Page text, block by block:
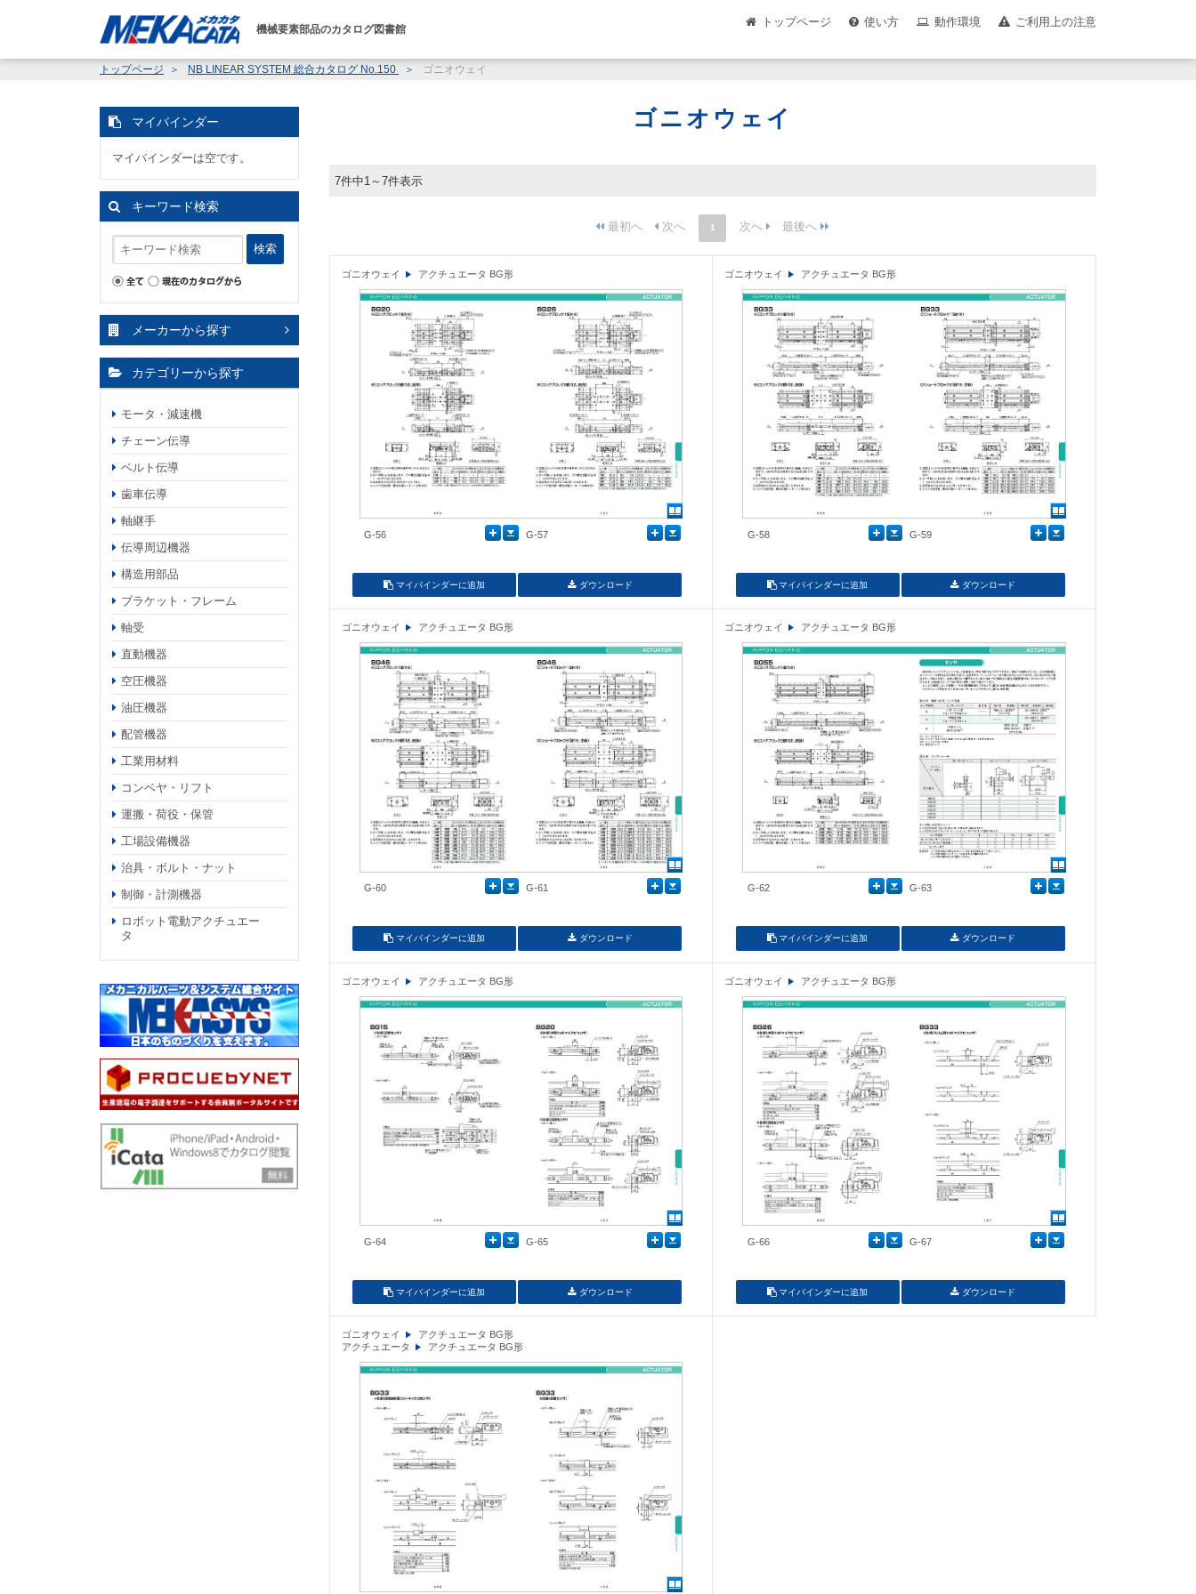
機械要素部品のカタログ図書館
トップページ 使い方 動作環境 ご利用上の注意
トップページ NB LINEAR SYSTEM 総合カタログ No.150 ゴニオウェイ
ゴニオウェイ
7件中1～7件表示
1
ゴニオウェイ アクチュエータ BG形
G-56 G-57
マイバインダーに追加 ダウンロード
ゴニオウェイ アクチュエータ BG形
G-58 G-59
マイバインダーに追加 ダウンロード
ゴニオウェイ アクチュエータ BG形
G-60 G-61
マイバインダーに追加 ダウンロード
ゴニオウェイ アクチュエータ BG形
G-62 G-63
マイバインダーに追加 ダウンロード
ゴニオウェイ アクチュエータ BG形
G-64 G-65
マイバインダーに追加 ダウンロード
ゴニオウェイ アクチュエータ BG形
G-66 G-67
マイバインダーに追加 ダウンロード
ゴニオウェイ
アクチュエータ BG形
アクチュエータ
アクチュエータ BG形
マイバインダー
マイバインダーは空です。
キーワード検索
検索
メーカーから探す
カテゴリーから探す
モータ・減速機
チェーン伝導
ベルト伝導
歯車伝導
軸継手
伝導周辺機器
構造用部品
ブラケット・フレーム
軸受
直動機器
空圧機器
油圧機器
配管機器
工業用材料
コンベヤ・リフト
運搬・荷役・保管
工場設備機器
治具・ボルト・ナット
制御・計測機器
ロボット電動アクチュエー
タ